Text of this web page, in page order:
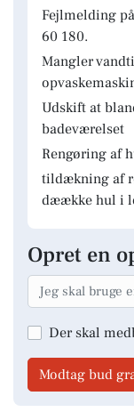
Fejlmelding
60 180.
Mangler
Udskift at
badeværelset
Rengøring af
tildækning af
dæække hul i
Opret en
Der skal
Modtag bud